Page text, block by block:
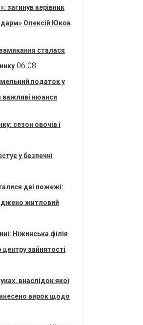
загинув керівник
Олексій Юков
сталася
06.08.
податок у
важливі нюанси
сезон овочів і
у безпечні
дві пожежі:
житловий
Ніжинська філія
центру зайнятості
внаслідок якої
вирок щодо